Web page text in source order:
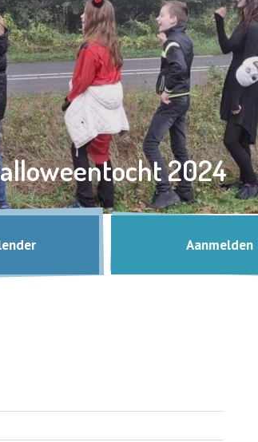
2024
kleuters
Aanmelden